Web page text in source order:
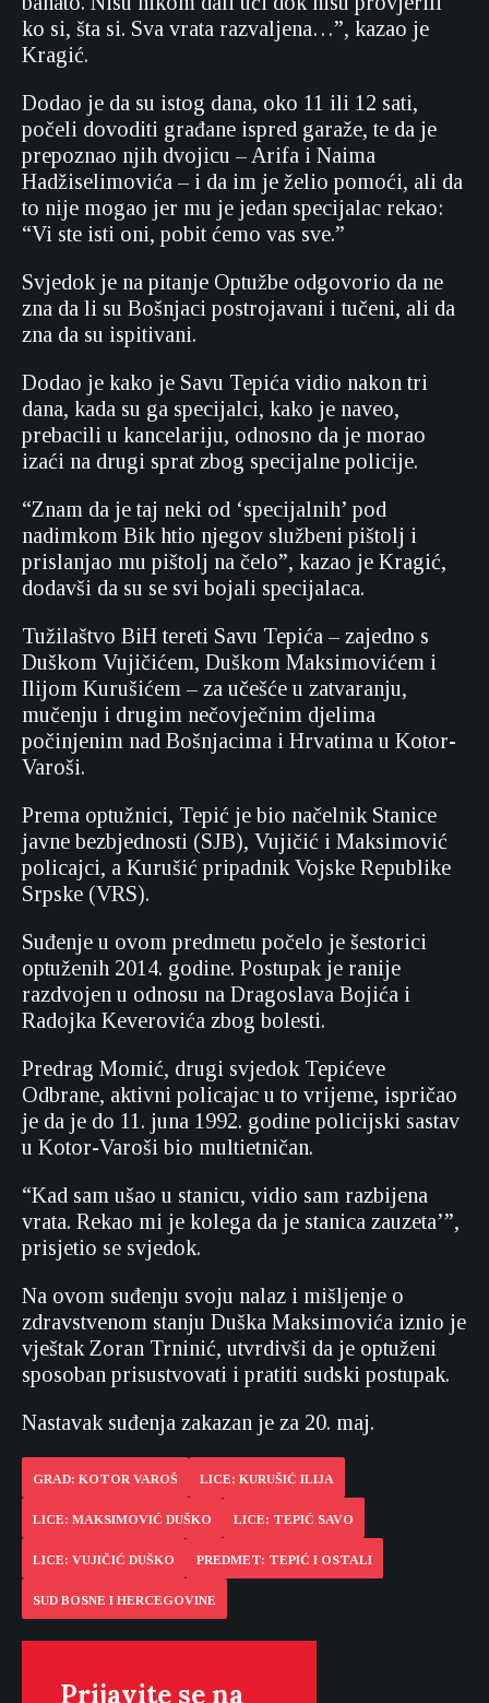
ko si, šta si. Sva vrata razvaljena…”, kazao je
Kragić.
Dodao je da su istog dana, oko 11 ili 12 sati,
počeli dovoditi građane ispred garaže, te da je
prepoznao njih dvojicu – Arifa i Naima
Hadžiselimovića – i da im je želio pomoći, ali da
to nije mogao jer mu je jedan specijalac rekao:
“Vi ste isti oni, pobit ćemo vas sve.”
Svjedok je na pitanje Optužbe odgovorio da ne
zna da li su Bošnjaci postrojavani i tučeni, ali da
zna da su ispitivani.
Dodao je kako je Savu Tepića vidio nakon tri
dana, kada su ga specijalci, kako je naveo,
prebacili u kancelariju, odnosno da je morao
izaći na drugi sprat zbog specijalne policije.
“Znam da je taj neki od ‘specijalnih’ pod
nadimkom Bik htio njegov službeni pištolj i
prislanjao mu pištolj na čelo”, kazao je Kragić,
dodavši da su se svi bojali specijalaca.
Tužilaštvo BiH tereti Savu Tepića – zajedno s
Duškom Vujičićem, Duškom Maksimovićem i
Ilijom Kurušićem – za učešće u zatvaranju,
mučenju i drugim nečovječnim djelima
počinjenim nad Bošnjacima i Hrvatima u Kotor-
Varoši.
Prema optužnici, Tepić je bio načelnik Stanice
javne bezbjednosti (SJB), Vujičić i Maksimović
policajci, a Kurušić pripadnik Vojske Republike
Srpske (VRS).
Suđenje u ovom predmetu počelo je šestorici
optuženih 2014. godine. Postupak je ranije
razdvojen u odnosu na Dragoslava Bojića i
Radojka Keverovića zbog bolesti.
Predrag Momić, drugi svjedok Tepićeve
Odbrane, aktivni policajac u to vrijeme, ispričao
je da je do 11. juna 1992. godine policijski sastav
u Kotor-Varoši bio multietničan.
“Kad sam ušao u stanicu, vidio sam razbijena
vrata. Rekao mi je kolega da je stanica zauzeta’”,
prisjetio se svjedok.
Na ovom suđenju svoju nalaz i mišljenje o
zdravstvenom stanju Duška Maksimovića iznio je
vještak Zoran Trninić, utvrdivši da je optuženi
sposoban prisustvovati i pratiti sudski postupak.
Nastavak suđenja zakazan je za 20. maj.
GRAD: KOTOR VAROŠ LICE: KURUŠIĆ ILIJA
LICE: MAKSIMOVIĆ DUŠKO LICE: TEPIĆ SAVO
LICE: VUJIČIĆ DUŠKO PREDMET: TEPIĆ I OSTALI
SUD BOSNE I HERCEGOVINE
Prijavite se na